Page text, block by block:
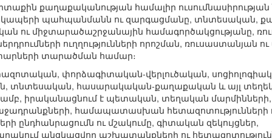
քաղաքականության համալիր
պահպանմանն ու զարգացմանը, տնտեսական,
ու միջտարածաշրջանային համագործակցությանը,
ուղղությունների որոշման, ռուսաստանյան ու
տարածման համար։
փորձագիտական-վերլուծական,
տնտեսական, հասարակական-քաղաքական և այլ
իրականացնում է պետական, տեղական
համապատասխան հետազոտությունների
ընդհանրացումն ու մշակումը, գիտական զեկույցներ,
անցկացվող աշխատանքների ու